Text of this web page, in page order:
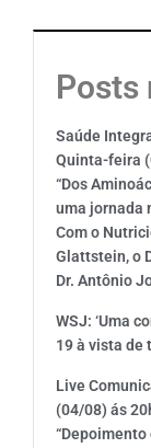
Posts
Saúde
Quinta-feira
“Dos
uma jornada
Com o
Glattstein, o
Dr. Antônio
WSJ: ‘Uma
19 à vista de
Live
(04/08) ás